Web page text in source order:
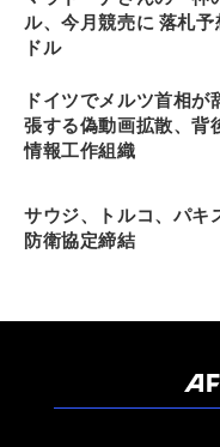
ル、今月競売に 落札
ドル
ドイツでメルツ首相が
張する偽動画拡散、背
情報工作組織
サウジ、トルコ、パキ
防衛協定締結